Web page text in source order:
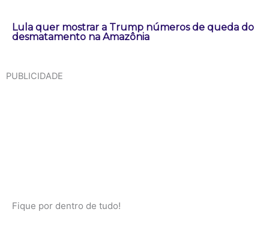
Lula quer mostrar a Trump números de queda do
desmatamento na Amazônia
PUBLICIDADE
Fique por dentro de tudo!